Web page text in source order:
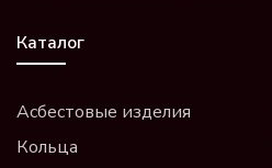
Каталог
Асбестовые изделия
Кольца